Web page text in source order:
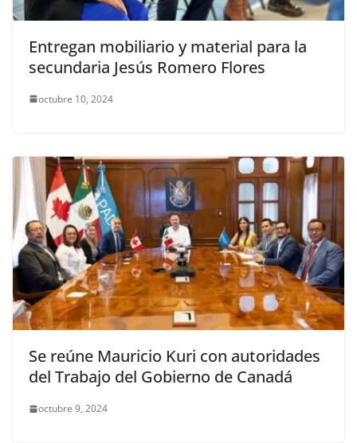
Entregan mobiliario y material para la
secundaria Jesús Romero Flores
octubre 10, 2024
Se reúne Mauricio Kuri con autoridades
del Trabajo del Gobierno de Canadá
octubre 9, 2024